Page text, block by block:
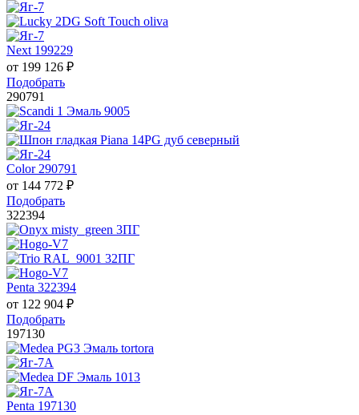
Next 199229
от 199 126 ₽
Подобрать
290791
Color 290791
от 144 772 ₽
Подобрать
322394
Penta 322394
от 122 904 ₽
Подобрать
197130
Penta 197130